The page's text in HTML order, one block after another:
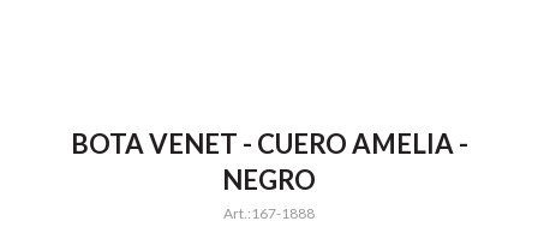
BOTA VENET - CUERO AMELIA -
NEGRO
167-1888